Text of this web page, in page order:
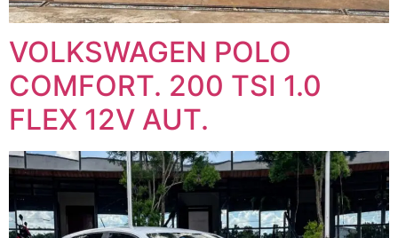
VOLKSWAGEN POLO
COMFORT. 200 TSI 1.0
FLEX 12V AUT.